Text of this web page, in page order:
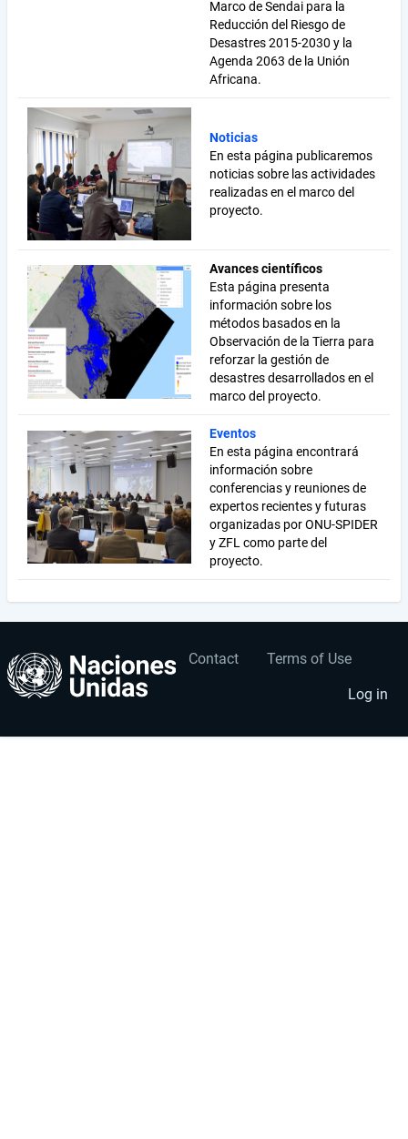
Marco de Sendai para la
Reducción del Riesgo de
Desastres 2015-2030 y la
Agenda 2063 de la Unión
Africana.
Noticias
En esta página publicaremos
noticias sobre las actividades
realizadas en el marco del
proyecto.
Avances científicos
Esta página presenta
información sobre los
métodos basados en la
Observación de la Tierra para
reforzar la gestión de
desastres desarrollados en el
marco del proyecto.
Eventos
En esta página encontrará
información sobre
conferencias y reuniones de
expertos recientes y futuras
organizadas por ONU-SPIDER
y ZFL como parte del
proyecto.
Footer
Contact Terms of Use
User
account
menu
Log in